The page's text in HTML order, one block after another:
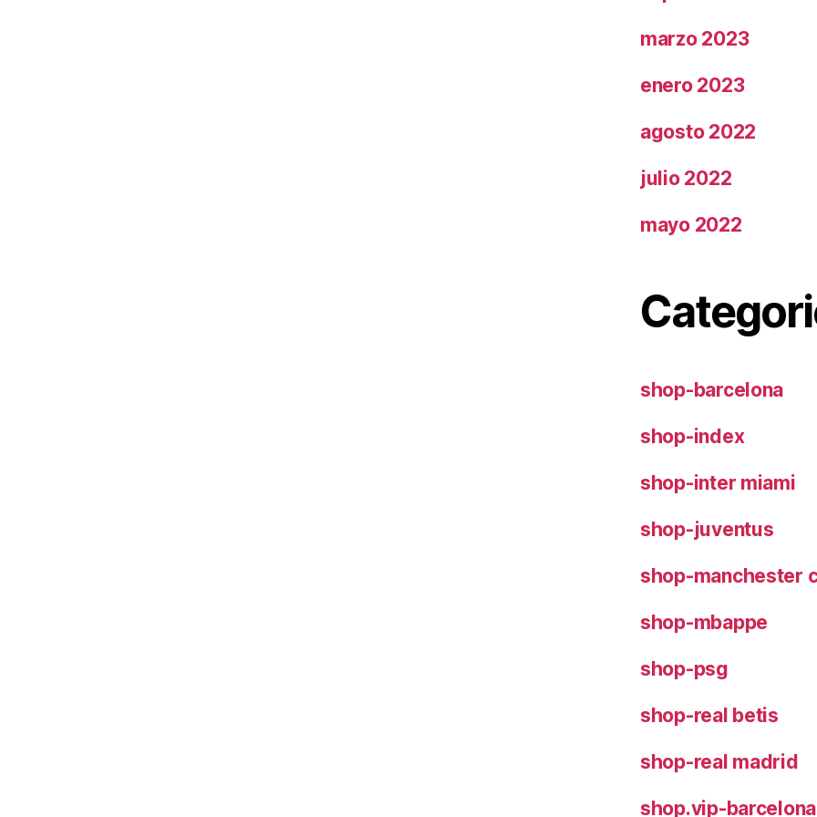
marzo 2023
enero 2023
agosto 2022
julio 2022
mayo 2022
shop-barcelona
shop-index
shop-inter miami
shop-juventus
shop-manchester
shop-mbappe
shop-psg
shop-real betis
shop-real madrid
shop.vip-barcelona